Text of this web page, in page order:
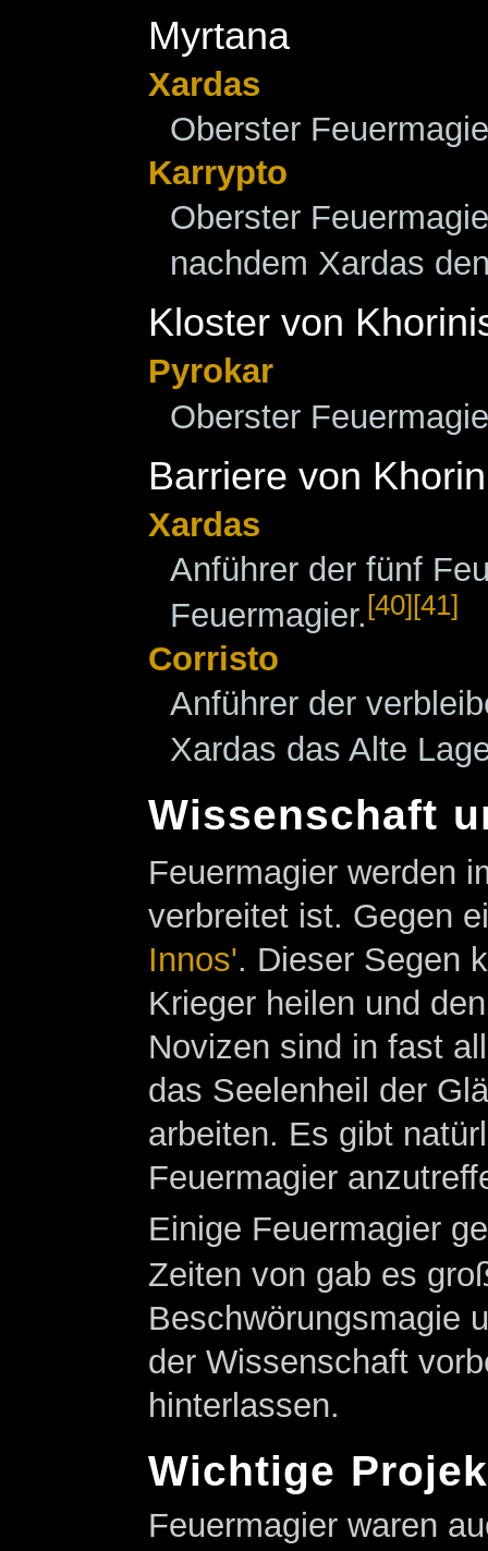
Myrtana
Xardas
Oberster
Karrypto
Oberster
nachdem Xardas
Kloster von
Pyrokar
Oberster
Barriere von
Xardas
Anführer der fünf
Feuermagier. [40] [41]
Corristo
Anführer der
Xardas das Alte
Wissenschaft
Feuermagier werden
verbreitet ist. Gegen
Innos'. Dieser Segen
Krieger heilen und
Novizen sind in fast
das Seelenheil der
arbeiten. Es gibt
Feuermagier
Einige Feuermagier
Zeiten von gab es
Beschwörungsmagie
der Wissenschaft
hinterlassen.
Wichtige
Feuermagier waren